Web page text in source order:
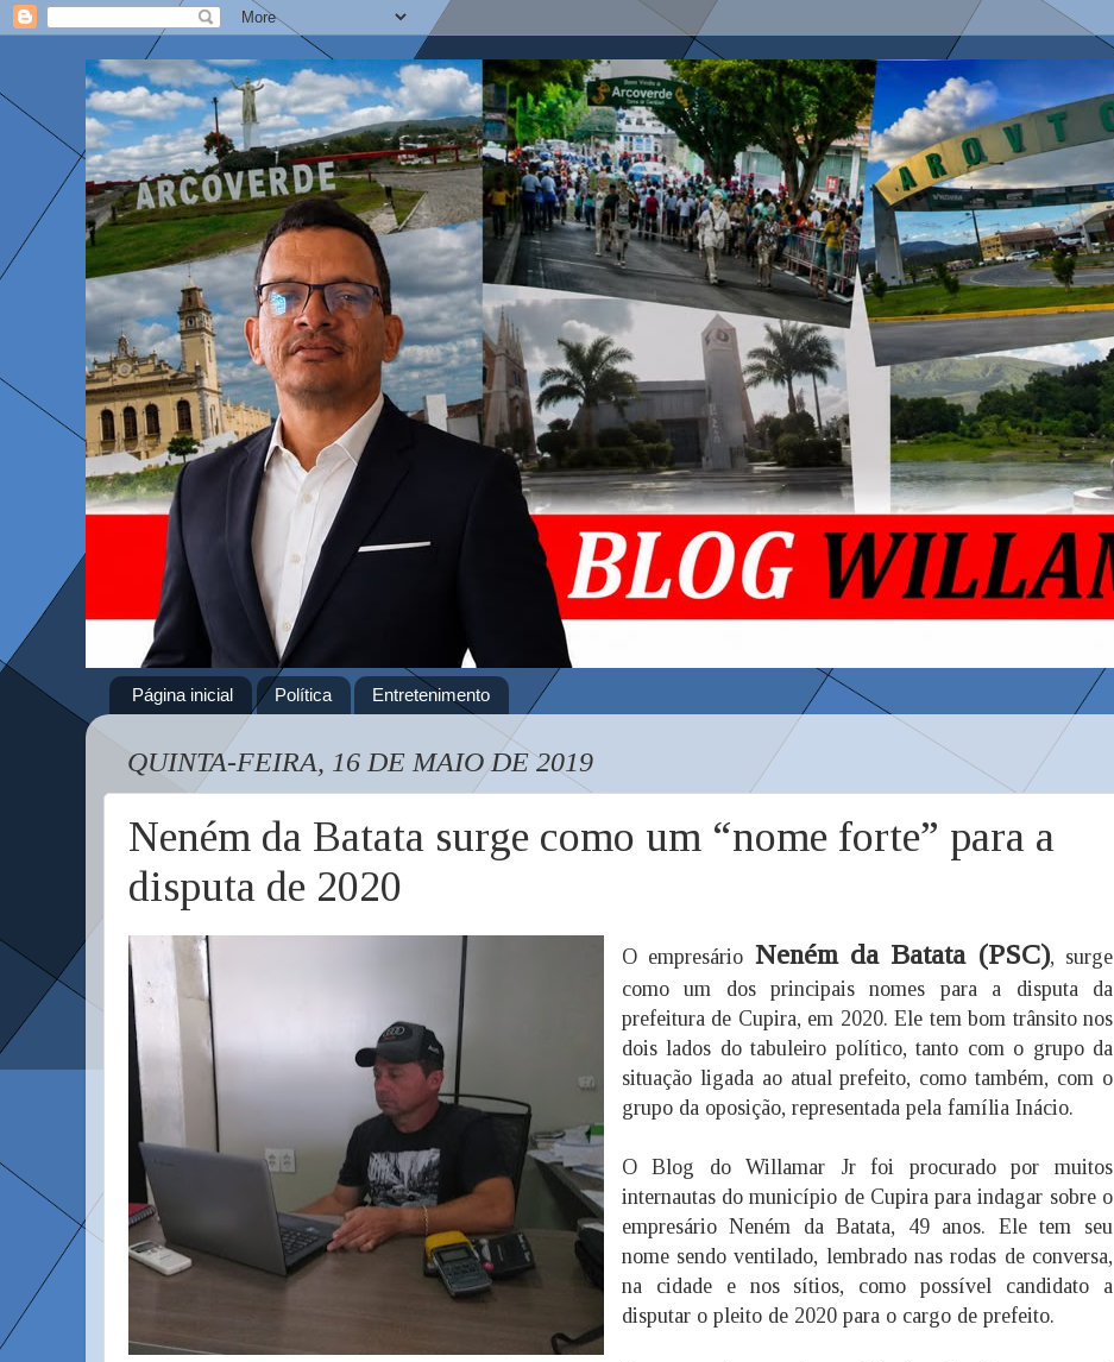
Página inicial Política Entretenimento
QUINTA-FEIRA, 16 DE MAIO DE 2019
Neném da Batata surge como um “nome forte” para a
disputa de 2020
O empresário Neném da Batata (PSC), surge
como um dos principais nomes para a disputa da
prefeitura de Cupira, em 2020. Ele tem bom trânsito nos
dois lados do tabuleiro político, tanto com o grupo da
situação ligada ao atual prefeito, como também, com o
grupo da oposição, representada pela família Inácio.
O Blog do Willamar Jr foi procurado por muitos
internautas do município de Cupira para indagar sobre o
empresário Neném da Batata, 49 anos. Ele tem seu
nome sendo ventilado, lembrado nas rodas de conversa,
na cidade e nos sítios, como possível candidato a
disputar o pleito de 2020 para o cargo de prefeito.